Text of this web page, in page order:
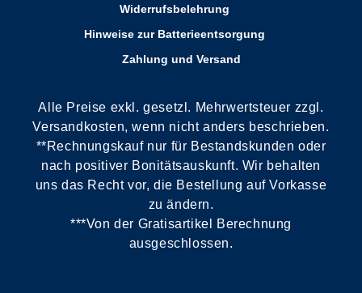
Widerrufsbelehrung
Hinweise zur Batterieentsorgung
Zahlung und Versand
Alle Preise exkl. gesetzl. Mehrwertsteuer zzgl.
Versandkosten, wenn nicht anders beschrieben.
**Rechnungskauf nur für Bestandskunden oder
nach positiver Bonitätsauskunft. Wir behalten
uns das Recht vor, die Bestellung auf Vorkasse
zu ändern.
***Von der Gratisartikel Berechnung
ausgeschlossen.